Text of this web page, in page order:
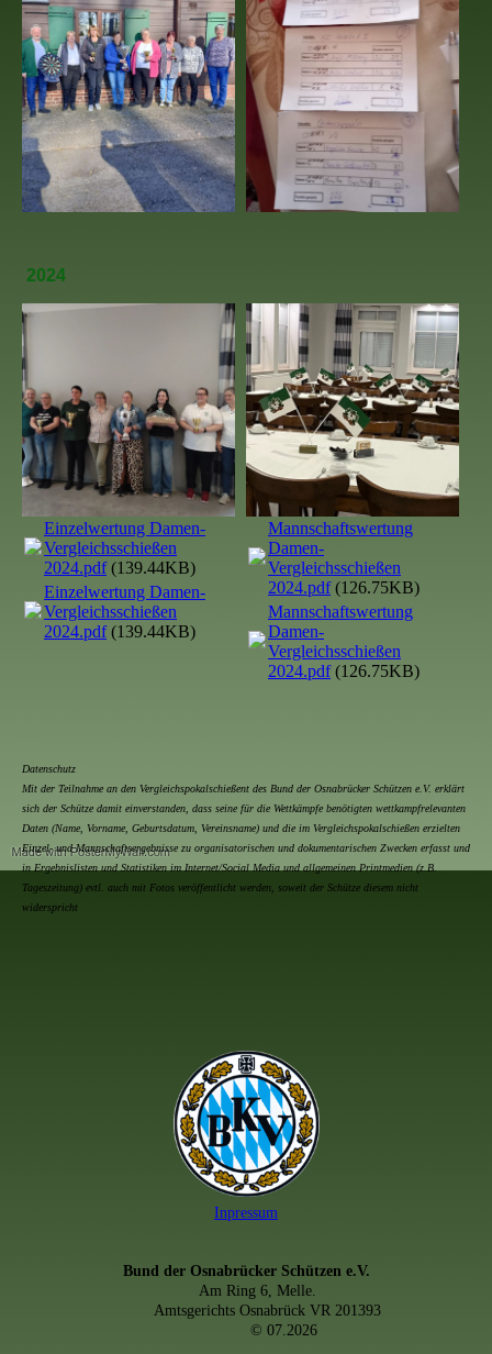
2024
Einzelwertung Damen-
Vergleichsschießen
2024.pdf(139.44KB)
Einzelwertung Damen-
Vergleichsschießen
2024.pdf(139.44KB)
Mannschaftswertung
Damen-
Vergleichsschießen
2024.pdf(126.75KB)
Mannschaftswertung
Damen-
Vergleichsschießen
2024.pdf(126.75KB)
Datenschutz
Mit der Teilnahme an den Vergleichspokalschießent des Bund der Osnabrücker Schützen e.V. erklärt
sich der Schütze damit einverstanden, dass seine für die Wettkämpfe benötigten wettkampfrelevanten
Daten (Name, Vorname, Geburtsdatum, Vereinsname) und die im Vergleichspokalschießen erzielten
Einzel- und Mannschaftsergebnisse zu organisatorischen und dokumentarischen Zwecken erfasst und
in Ergebnislisten und Statistiken im Internet/Social Media und allgemeinen Printmedien (z.B.
Tageszeitung) evtl. auch mit Fotos veröffentlicht werden, soweit der Schütze diesem nicht
widerspricht
Inpressum
Bund der Osnabrücker Schützen e.V.
Am Ring 6, Melle.
Amtsgerichts Osnabrück VR 201393
© 07.2026